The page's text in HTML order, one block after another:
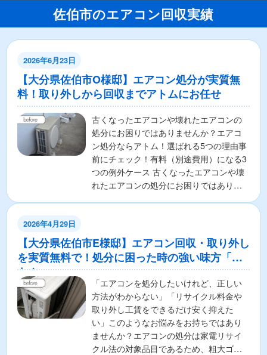
佐伯市のエアコン回収実績
2026年6月23日
【大分県佐伯市O様邸】エアコン処分が実質無
料！取り外しから回収までアトムにお任せ
古くなったエアコンや壊れたエアコンの
処分にお困りではありませんか？エアコ
ン処分ならアトム！選ばれる5つの理由事
前にチェック！有料（別途費用）になる3
つの例外ケース 古くなったエアコンや壊
れたエアコンの処分にお困りではありま
2026年4月29日
【大分県佐伯市E様邸】エアコン回収・取り外し
を実質無料で！処分に困った時の強い味方「ア
トム」
「エアコンを処分したいけれど、正しい
方法がわからない」「リサイクル料金や
取り外し工賃をできるだけ安く抑えた
い」このようなお悩みをお持ちではあり
ませんか？エアコンの処分は家電リサイ
クル法の対象品目であるため、粗大ゴミ